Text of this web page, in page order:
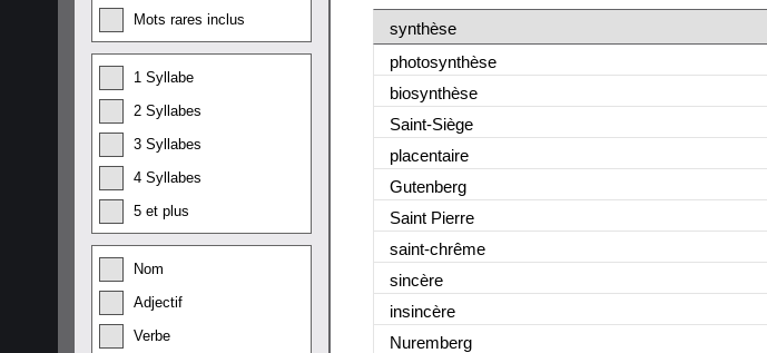
Mots rares inclus
1 Syllabe
2 Syllabes
3 Syllabes
4 Syllabes
5 et plus
Nom
Adjectif
Verbe
synthèse
photosynthèse
biosynthèse
Saint-Siège
placentaire
Gutenberg
Saint Pierre
saint-chrême
sincère
insincère
Nuremberg